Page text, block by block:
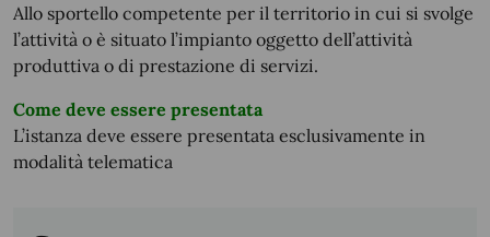
Allo sportello competente per il territorio in cui si svolge
l’attività o è situato l’impianto oggetto dell’attività
produttiva o di prestazione di servizi.
Come deve essere presentata
L’istanza deve essere presentata esclusivamente in
modalità telematica